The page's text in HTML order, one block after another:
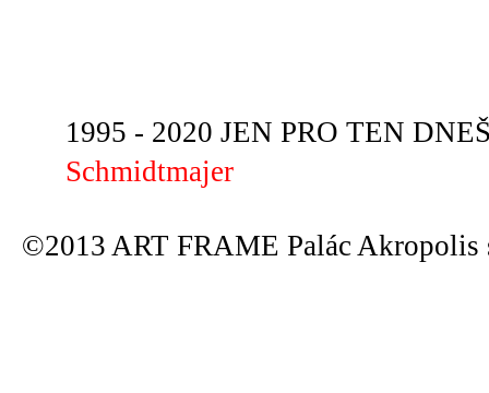
1995 - 2020 JEN PRO TEN
Schmidtmajer
©2013 ART FRAME Palác Akropolis